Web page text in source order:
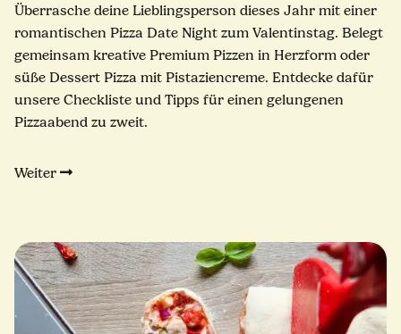
Überrasche deine Lieblingsperson dieses Jahr mit einer
romantischen Pizza Date Night zum Valentinstag. Belegt
gemeinsam kreative Premium Pizzen in Herzform oder
süße Dessert Pizza mit Pistaziencreme. Entdecke dafür
unsere Checkliste und Tipps für einen gelungenen
Pizzaabend zu zweit.
Weiter